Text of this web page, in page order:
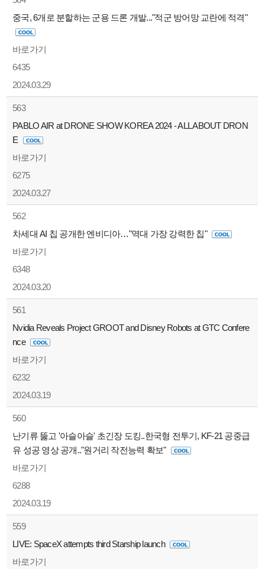
중국, 6개로 분할하는 군용 드론 개발..."적군 방어망 교란에 적격"
바로가기
6435
2024.03.29
563
PABLO AIR at DRONE SHOW KOREA 2024 - ALL ABOUT DRON
E
바로가기
6275
2024.03.27
562
차세대 AI 칩 공개한 엔비디아…"역대 가장 강력한 칩"
바로가기
6348
2024.03.20
561
Nvidia Reveals Project GROOT and Disney Robots at GTC Confere
nce
바로가기
6232
2024.03.19
560
난기류 뚫고 '아슬아슬' 초긴장 도킹..한국형 전투기, KF-21 공중급
유 성공 영상 공개.."원거리 작전능력 확보"
바로가기
6288
2024.03.19
559
LIVE: SpaceX attempts third Starship launch
바로가기